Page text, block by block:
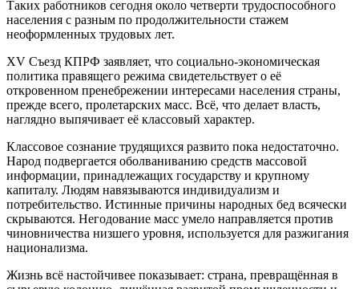
Таких работников сегодня около четверти трудоспособного
населения с разным по продолжительности стажем
неоформленных трудовых лет.
XV Съезд КПРФ заявляет, что социально-экономическая
политика правящего режима свидетельствует о её
откровенном пренебрежении интересами населения страны,
прежде всего, пролетарских масс. Всё, что делает власть,
наглядно выпячивает её классовый характер.
Классовое сознание трудящихся развито пока недостаточно.
Народ подвергается оболваниванию средств массовой
информации, принадлежащих государству и крупному
капиталу. Людям навязываются индивидуализм и
потребительство. Истинные причины народных бед всячески
скрываются. Негодование масс умело направляется против
чиновничества низшего уровня, используется для разжигания
национализма.
Жизнь всё настойчивее показывает: страна, превращённая в